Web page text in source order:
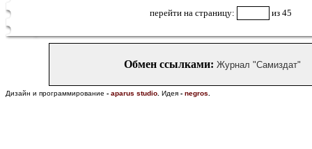
перейти на страницу: из 45
Обмен ссылками: Журнал "Самиздат"
Дизайн и программирование - aparus studio Идея - negros